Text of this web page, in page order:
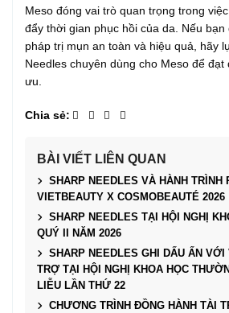
Meso đóng vai trò quan trọng trong
đẩy thời gian phục hồi của da. Nếu
pháp trị mụn an toàn và hiệu quả, hãy
Needles chuyên dùng cho Meso để
ưu.
BÀI VIẾT LIÊN QUAN
SHARP NEEDLES VÀ HÀNH TRÌNH
VIETBEAUTY X COSMOBEAUTÉ 2026
SHARP NEEDLES TẠI HỘI NGHỊ
QUÝ II NĂM 2026
SHARP NEEDLES GHI DẤU ẤN VỚI
TRỢ TẠI HỘI NGHỊ KHOA HỌC
LIỄU LẦN THỨ 22
CHƯƠNG TRÌNH ĐỒNG HÀNH TÀI